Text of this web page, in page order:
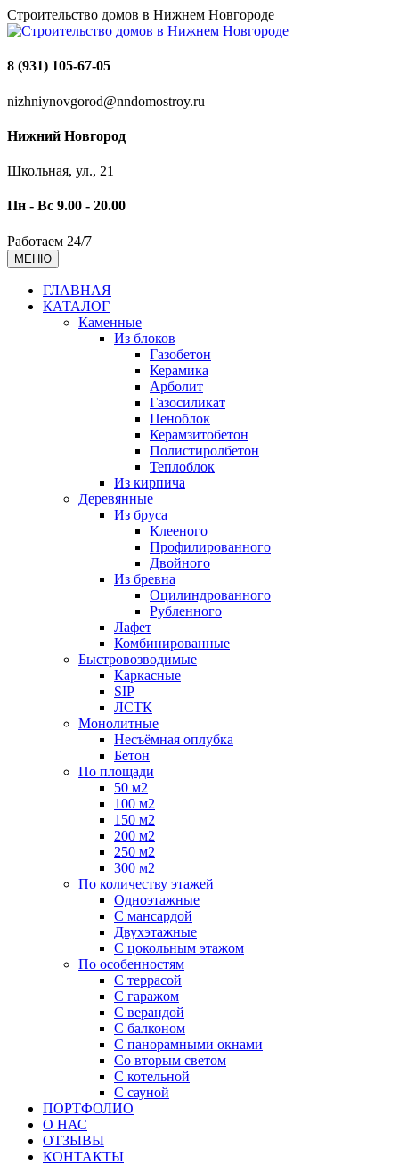
Строительство домов в Нижнем Новгороде
8 (931) 105-67-05
nizhniynovgorod@nndomostroy.ru
Нижний Новгород
Школьная, ул., 21
Пн - Вс 9.00 - 20.00
Работаем 24/7
МЕНЮ
ГЛАВНАЯ
КАТАЛОГ
Каменные
Из блоков
Газобетон
Керамика
Арболит
Газосиликат
Пеноблок
Керамзитобетон
Полистиролбетон
Теплоблок
Из кирпича
Деревянные
Из бруса
Клееного
Профилированного
Двойного
Из бревна
Оцилиндрованного
Рубленного
Лафет
Комбинированные
Быстровозводимые
Каркасные
SIP
ЛСТК
Монолитные
Несъёмная оплубка
Бетон
По площади
50 м2
100 м2
150 м2
200 м2
250 м2
300 м2
По количеству этажей
Одноэтажные
С мансардой
Двухэтажные
С цокольным этажом
По особенностям
С террасой
С гаражом
С верандой
С балконом
С панорамными окнами
Со вторым светом
С котельной
С сауной
ПОРТФОЛИО
О НАС
ОТЗЫВЫ
КОНТАКТЫ